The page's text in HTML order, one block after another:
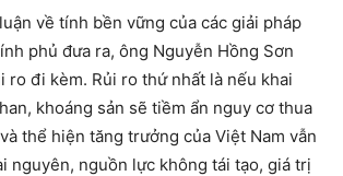
về tính bền vững của các giải pháp
phủ đưa ra, ông Nguyễn Hồng Sơn
ro đi kèm. Rủi ro thứ nhất là nếu khai
khoáng sản sẽ tiềm ẩn nguy cơ thua
thể hiện tăng trưởng của Việt Nam vẫn
nguyên, nguồn lực không tái tạo, giá trị